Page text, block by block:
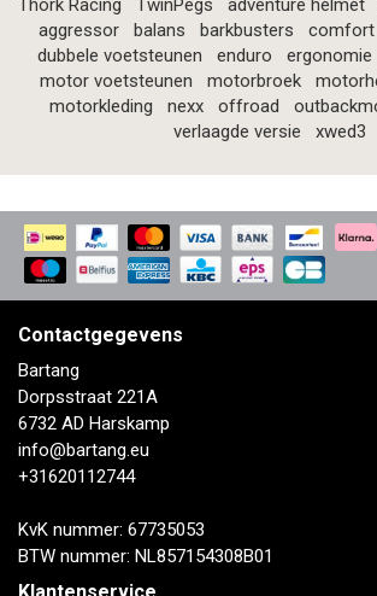
Thork Racing
TwinPegs adventure helmet
aggressor
balans barkbusters comfort
dubbele voetsteunen
enduro ergonomie
motor voetsteunen
motorbroek
motorkleding
nexx offroad
verlaagde versie
xwed3
Contactgegevens
Bartang
Dorpsstraat 221A
6732 AD Harskamp
info@bartang.eu
+31620112744
KvK nummer: 67735053
BTW nummer: NL857154308B01